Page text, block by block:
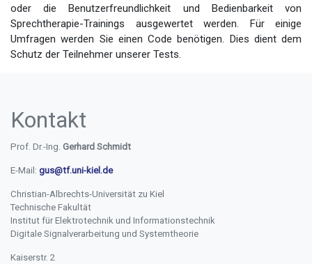
oder die Benutzerfreundlichkeit und Bedienbarkeit von
Sprechtherapie-Trainings ausgewertet werden. Für einige
Umfragen werden Sie einen Code benötigen. Dies dient dem
Schutz der Teilnehmer unserer Tests.
Kontakt
Prof. Dr.-Ing. Gerhard Schmidt
E-Mail: gus@tf.uni-kiel.de
Christian-Albrechts-Universität zu Kiel
Technische Fakultät
Institut für Elektrotechnik und Informationstechnik
Digitale Signalverarbeitung und Systemtheorie
Kaiserstr. 2